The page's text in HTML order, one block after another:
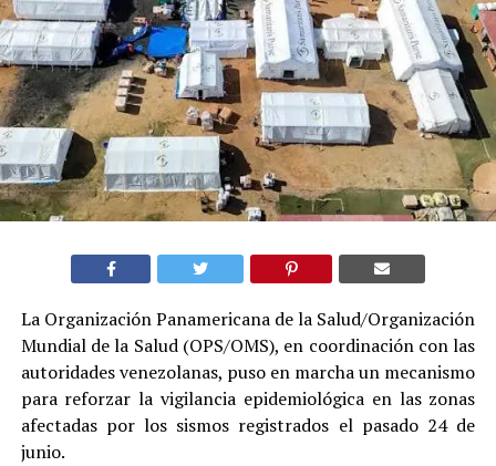
La Organización Panamericana de la Salud/Organización
Mundial de la Salud (OPS/OMS), en coordinación con las
autoridades venezolanas, puso en marcha un mecanismo
para reforzar la vigilancia epidemiológica en las zonas
afectadas por los sismos registrados el pasado 24 de
junio.